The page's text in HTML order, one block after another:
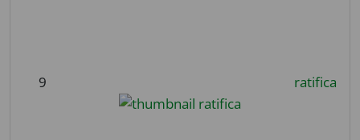
9 ratifica